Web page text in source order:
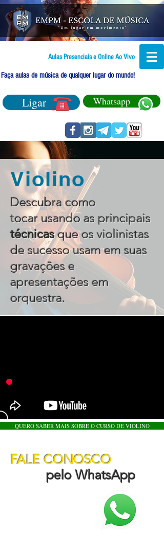
Aulas Presenciais e Online Ao Vivo
Faça aulas de música de qualquer lugar do mundo!
Ligar Whatsapp
Violino
Descubra como
tocar usando as principais
técnicasque os violinistas
de sucesso usam em suas
gravações e
apresentações em
orquestra.
QUERO SABER MAIS SOBRE O CURSO DE VIOLINO
FALE CONOSCO
pelo WhatsApp